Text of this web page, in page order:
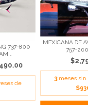
737-800
de
MEXICANA DE
757-200
3 meses sin